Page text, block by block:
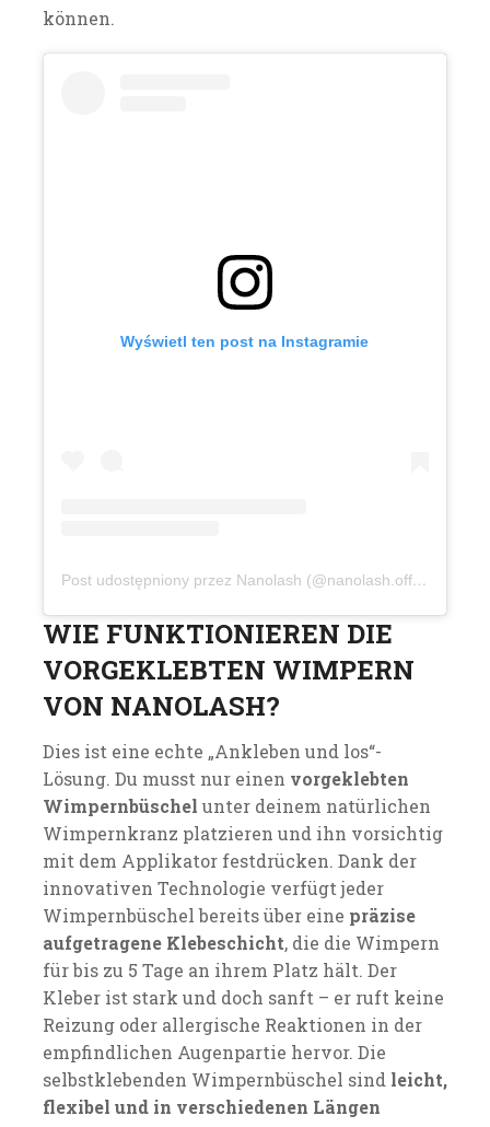
können.
Wyświetl ten post na Instagramie
Post udostępniony przez Nanolash (@nanolash.official)
WIE FUNKTIONIEREN DIE
VORGEKLEBTEN WIMPERN
VON NANOLASH?
Dies ist eine echte „Ankleben und los“-
Lösung. Du musst nur einen vorgeklebten
Wimpernbüschel unter deinem natürlichen
Wimpernkranz platzieren und ihn vorsichtig
mit dem Applikator festdrücken. Dank der
innovativen Technologie verfügt jeder
Wimpernbüschel bereits über eine präzise
aufgetragene Klebeschicht, die die Wimpern
für bis zu 5 Tage an ihrem Platz hält. Der
Kleber ist stark und doch sanft – er ruft keine
Reizung oder allergische Reaktionen in der
empfindlichen Augenpartie hervor. Die
selbstklebenden Wimpernbüschel sind leicht,
flexibel und in verschiedenen Längen